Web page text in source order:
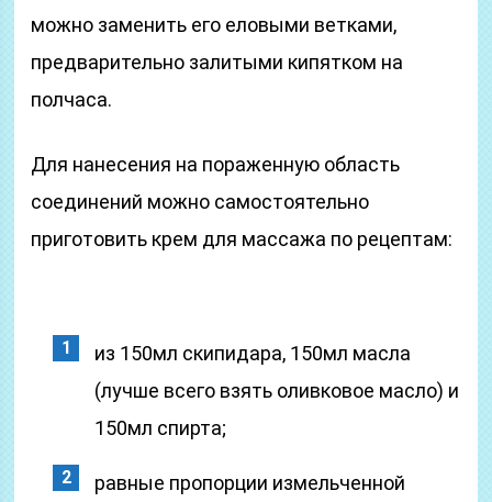
можно заменить его еловыми ветками,
предварительно залитыми кипятком на
полчаса.
Для нанесения на пораженную область
соединений можно самостоятельно
приготовить крем для массажа по рецептам:
из 150мл скипидара, 150мл масла
(лучше всего взять оливковое масло) и
150мл спирта;
равные пропорции измельченной